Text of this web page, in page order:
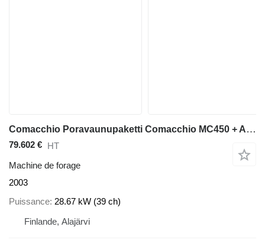
Comacchio Poravaunupaketti Comacchio MC450 + Atlas Copco XRVS466 + Volvo F
79.602 € HT
Machine de forage
2003
Puissance 28.67 kW (39 ch)
Finlande, Alajärvi